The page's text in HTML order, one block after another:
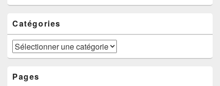
Catégories
Catégories
Pages